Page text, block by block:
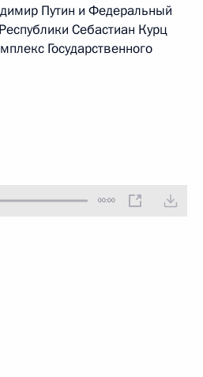
Путин и Федеральный
Себастиан Курц
Государственного
00:00